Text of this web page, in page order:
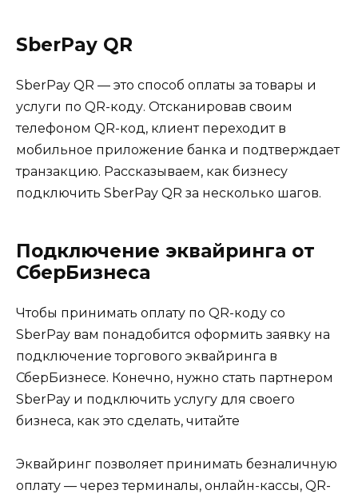
SberPay QR
SberPay QR — это способ оплаты за товары и
услуги по QR-коду. Отсканировав своим
телефоном QR-код, клиент переходит в
мобильное приложение банка и подтверждает
транзакцию. Рассказываем, как бизнесу
подключить SberPay QR за несколько шагов.
Подключение эквайринга от
СберБизнеса
Чтобы принимать оплату по QR-коду со
SberPay вам понадобится оформить заявку на
подключение торгового эквайринга в
СберБизнесе. Конечно, нужно стать партнером
SberPay и подключить услугу для своего
бизнеса, как это сделать, читайте
Эквайринг позволяет принимать безналичную
оплату — через терминалы, онлайн-кассы, QR-